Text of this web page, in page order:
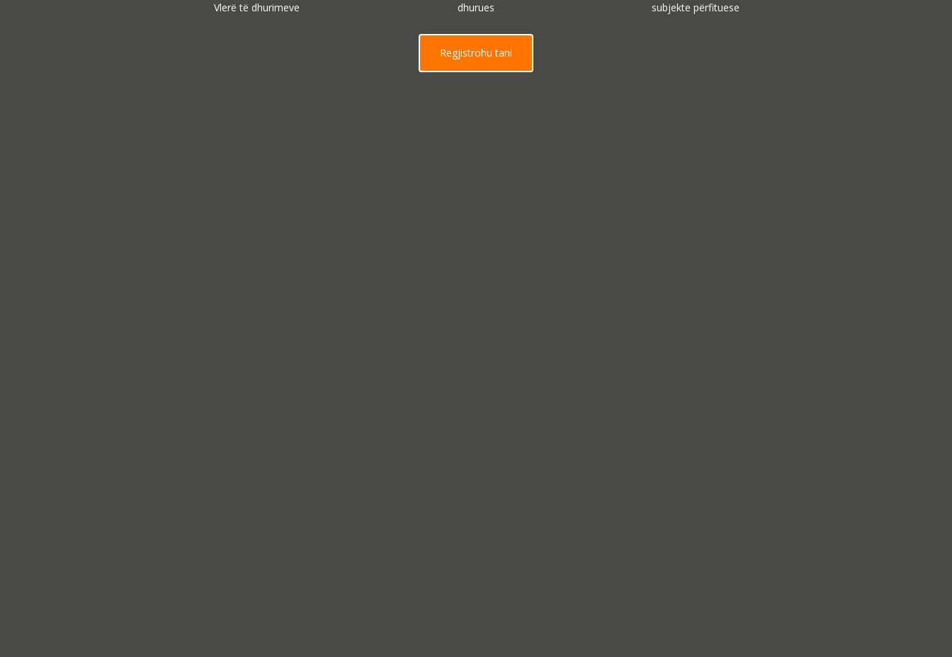
Vlerë të dhurimeve dhurues subjekte përfituese
Regjistrohu tani